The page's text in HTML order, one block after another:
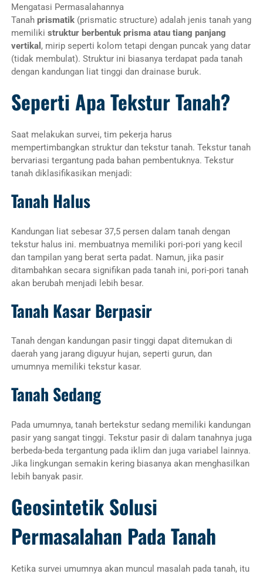
Mengatasi Permasalahannya
Tanah prismatik(prismatic structure) adalah jenis tanah yang
memiliki struktur berbentuk prisma atau tiang panjang
vertikal , mirip seperti kolom tetapi dengan puncak yang datar
(tidak membulat). Struktur ini biasanya terdapat pada tanah
dengan kandungan liat tinggi dan drainase buruk.
Seperti Apa Tekstur Tanah?
Saat melakukan survei, tim pekerja harus
mempertimbangkan struktur dan tekstur tanah. Tekstur tanah
bervariasi tergantung pada bahan pembentuknya. Tekstur
tanah diklasifikasikan menjadi:
Tanah Halus
Kandungan liat sebesar 37,5 persen dalam tanah dengan
tekstur halus ini. membuatnya memiliki pori-pori yang kecil
dan tampilan yang berat serta padat. Namun, jika pasir
ditambahkan secara signifikan pada tanah ini, pori-pori tanah
akan berubah menjadi lebih besar.
Tanah Kasar Berpasir
Tanah dengan kandungan pasir tinggi dapat ditemukan di
daerah yang jarang diguyur hujan, seperti gurun, dan
umumnya memiliki tekstur kasar.
Tanah Sedang
Pada umumnya, tanah bertekstur sedang memiliki kandungan
pasir yang sangat tinggi. Tekstur pasir di dalam tanahnya juga
berbeda-beda tergantung pada iklim dan juga variabel lainnya.
Jika lingkungan semakin kering biasanya akan menghasilkan
lebih banyak pasir.
Geosintetik Solusi
Permasalahan Pada Tanah
Ketika survei umumnya akan muncul masalah pada tanah, itu